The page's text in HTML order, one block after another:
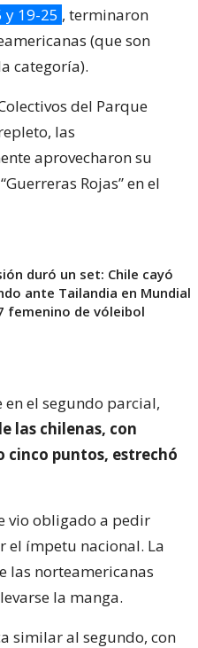
y 19-25 , terminaron
(que son
categoría).
del Parque
las
aprovecharon su
Rojas” en el
duró un set: Chile cayó
ante Tailandia en Mundial
femenino de vóleibol
el segundo parcial,
las chilenas, con
cinco puntos, estrechó
vio obligado a pedir
ímpetu nacional. La
las norteamericanas
la manga.
similar al segundo, con